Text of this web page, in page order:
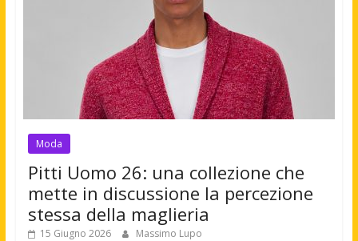
Moda
Pitti Uomo 26: una collezione che
mette in discussione la percezione
stessa della maglieria
15 Giugno 2026 Massimo Lupo